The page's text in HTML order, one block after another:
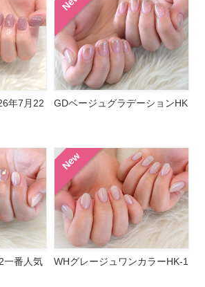
年7月22
GDベージュグラデーションHK
一番人気
New
WHグレージュワンカラーHK-1